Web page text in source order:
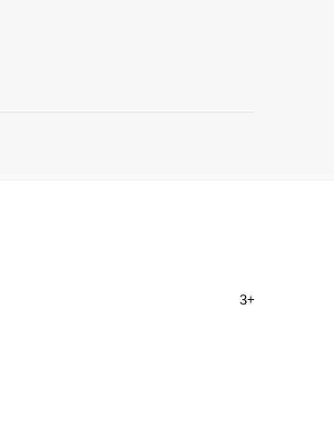
3+